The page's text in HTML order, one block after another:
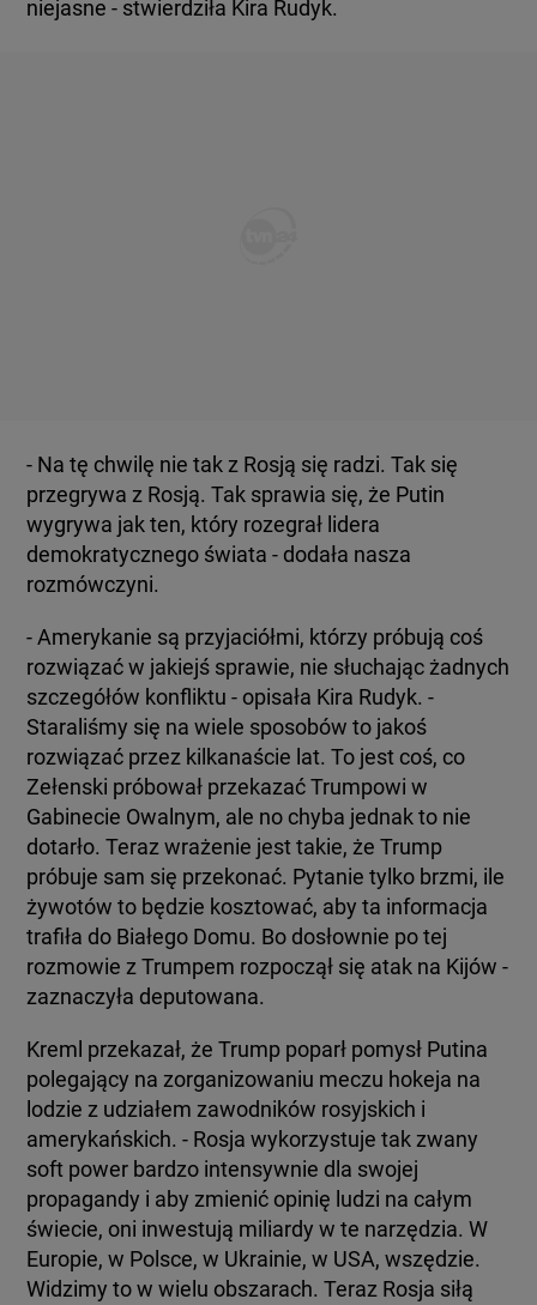
niejasne - stwierdziła Kira Rudyk.
- Na tę chwilę nie tak z Rosją się radzi. Tak się
przegrywa z Rosją. Tak sprawia się, że Putin
wygrywa jak ten, który rozegrał lidera
demokratycznego świata - dodała nasza
rozmówczyni.
- Amerykanie są przyjaciółmi, którzy próbują coś
rozwiązać w jakiejś sprawie, nie słuchając żadnych
szczegółów konfliktu - opisała Kira Rudyk. -
Staraliśmy się na wiele sposobów to jakoś
rozwiązać przez kilkanaście lat. To jest coś, co
Zełenski próbował przekazać Trumpowi w
Gabinecie Owalnym, ale no chyba jednak to nie
dotarło. Teraz wrażenie jest takie, że Trump
próbuje sam się przekonać. Pytanie tylko brzmi, ile
żywotów to będzie kosztować, aby ta informacja
trafiła do Białego Domu. Bo dosłownie po tej
rozmowie z Trumpem rozpoczął się atak na Kijów -
zaznaczyła deputowana.
Kreml przekazał, że Trump poparł pomysł Putina
polegający na zorganizowaniu meczu hokeja na
lodzie z udziałem zawodników rosyjskich i
amerykańskich. - Rosja wykorzystuje tak zwany
soft power bardzo intensywnie dla swojej
propagandy i aby zmienić opinię ludzi na całym
świecie, oni inwestują miliardy w te narzędzia. W
Europie, w Polsce, w Ukrainie, w USA, wszędzie.
Widzimy to w wielu obszarach. Teraz Rosja siłą